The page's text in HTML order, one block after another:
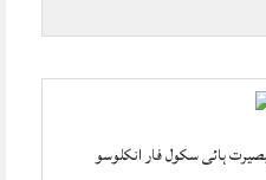
ہائی سکول فار انکلوسو